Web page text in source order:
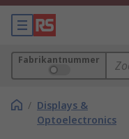
Fabrikantnummer
/ Displays &
Optoelectronics